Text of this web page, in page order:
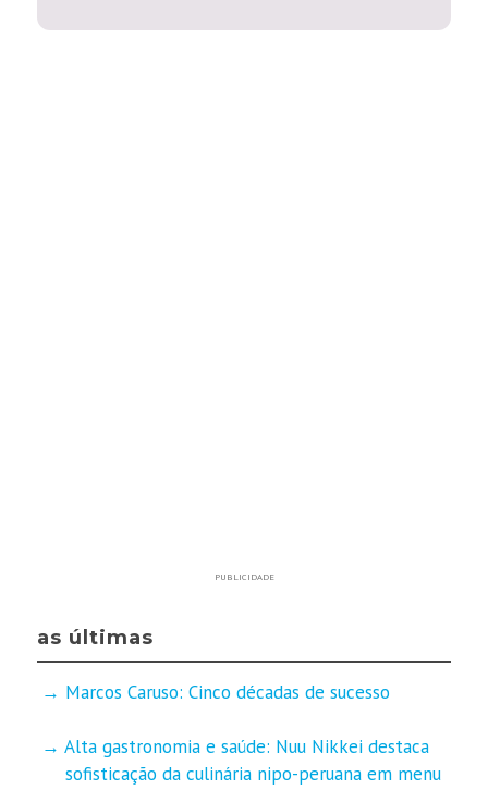
PUBLICIDADE
as últimas
Marcos Caruso: Cinco décadas de sucesso
Alta gastronomia e saúde: Nuu Nikkei destaca
sofisticação da culinária nipo-peruana em menu